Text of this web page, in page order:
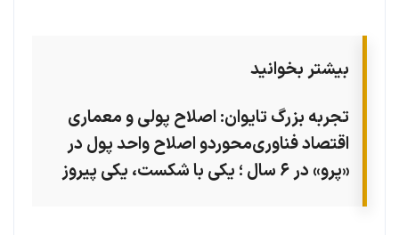
بیشتر بخوانید
تجربه‌ بزرگ تایوان: اصلاح پولی و معماری
اقتصاد فناوری‌محوردو اصلاح واحد پول در
«پرو» در ۶ سال ؛ یکی با شکست، یکی پیروز